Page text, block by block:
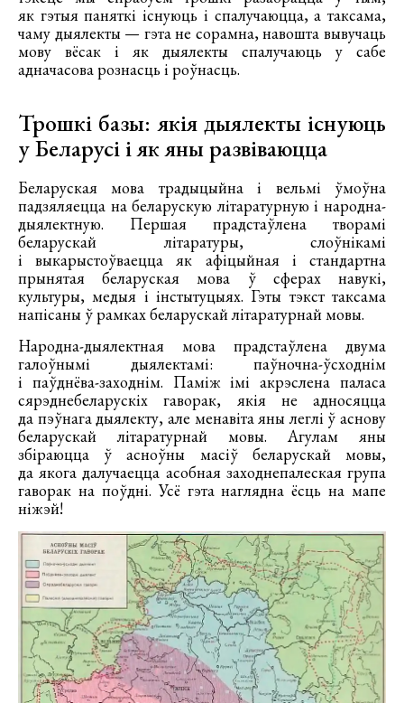
як гэтыя паняткі існуюць і спалучаюцца, а таксама,
чаму дыялекты — гэта не сорамна, навошта вывучаць
мову вёсак і як дыялекты спалучаюць у сабе
адначасова рознасць і роўнасць.
Трошкі базы: якія дыялекты існуюць
у Беларусі і як яны развіваюцца
Беларуская мова традыцыйна і вельмі ўмоўна
падзяляецца на беларускую літаратурную і народна-
дыялектную. Першая прадстаўлена творамі
беларускай літаратуры, слоўнікамі
і выкарыстоўваецца як афіцыйная і стандартна
прынятая беларуская мова ў сферах навукі,
культуры, медыя і інстытуцыях. Гэты тэкст таксама
напісаны ў рамках беларускай літаратурнай мовы.
Народна-дыялектная мова прадстаўлена двума
галоўнымі дыялектамі: паўночна-ўсходнім
і паўднёва-заходнім. Паміж імі акрэслена паласа
сярэднебеларускіх гаворак, якія не адносяцца
да пэўнага дыялекту, але менавіта яны леглі ў аснову
беларускай літаратурнай мовы. Агулам яны
збіраюцца ў асноўны масіў беларускай мовы,
да якога далучаецца асобная заходнепалеская група
гаворак на поўдні. Усё гэта наглядна ёсць на мапе
ніжэй!